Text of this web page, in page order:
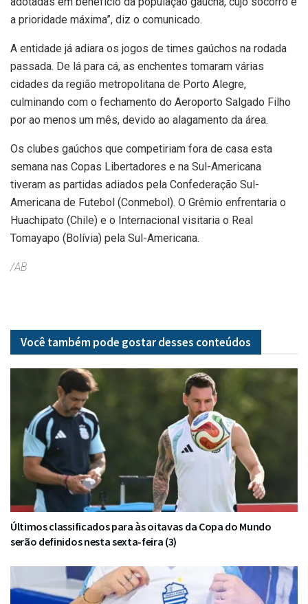
a prioridade máxima”, diz o comunicado.
A entidade já adiara os jogos de times gaúchos na rodada
passada. De lá para cá, as enchentes tomaram várias
cidades da região metropolitana de Porto Alegre,
culminando com o fechamento do Aeroporto Salgado Filho
por ao menos um mês, devido ao alagamento da área.
Os clubes gaúchos que competiriam fora de casa esta
semana nas Copas Libertadores e na Sul-Americana
tiveram as partidas adiados pela Confederação Sul-
Americana de Futebol (Conmebol). O Grêmio enfrentaria o
Huachipato (Chile) e o Internacional visitaria o Real
Tomayapo (Bolívia) pela Sul-Americana.
/AB
Você também pode gostar desses conteúdos
Últimos classificados para às oitavas da Copa do Mundo
serão definidos nesta sexta-feira (3)